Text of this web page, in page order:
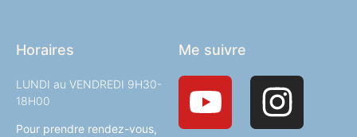
Horaires
LUNDI au VENDREDI 9H30-
18H00
Pour prendre rendez-vous,
Me suivre